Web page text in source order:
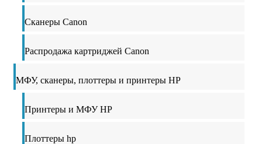
Сканеры Canon
Распродажа картриджей Canon
МФУ, сканеры, плоттеры и принтеры HP
Принтеры и МФУ HP
Плоттеры hp